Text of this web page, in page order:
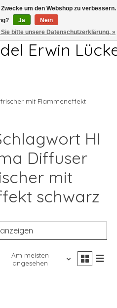
FR 7.00-13.00Uhr
Erwin
mit Flammeneffekt
HI
Diffuser
mit
schwarz
Am meisten
angesehen
um den Webshop zu verbessern.
Ja
Nein
bitte unsere Datenschutzerklärung. »